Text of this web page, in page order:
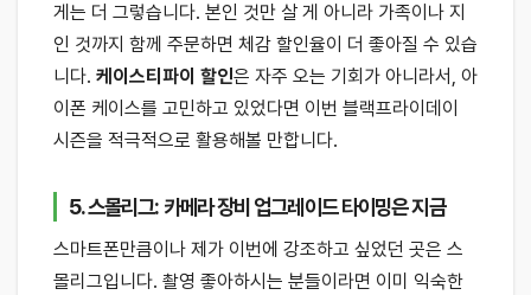
게는 더 그렇습니다. 본인 것만 살 게 아니라 가족이나 지
인 것까지 함께 주문하면 체감 할인율이 더 좋아질 수 있습
니다. 케이스티파이 할인은 자주 오는 기회가 아니라서, 아
이폰 케이스를 고민하고 있었다면 이번 블랙프라이데이
시즌을 적극적으로 활용해볼 만합니다.
5. 스몰리그: 카메라 장비 업그레이드 타이밍은 지금
스마트폰만큼이나 제가 이번에 강조하고 싶었던 곳은 스
몰리그입니다. 촬영 좋아하시는 분들이라면 이미 익숙한